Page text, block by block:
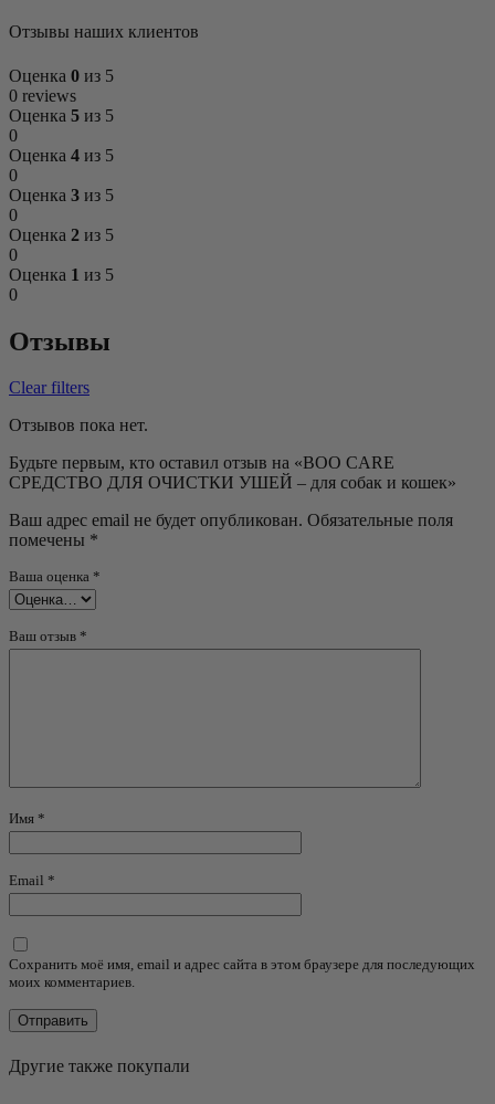
Отзывы наших клиентов
Оценка 0 из 5
0 reviews
Оценка 5 из 5
0
Оценка 4 из 5
0
Оценка 3 из 5
0
Оценка 2 из 5
0
Оценка 1 из 5
0
Отзывы
Clear filters
Отзывов пока нет.
Будьте первым, кто оставил отзыв на «BOO CARE
СРЕДСТВО ДЛЯ ОЧИСТКИ УШЕЙ – для собак и кошек»
Ваш адрес email не будет опубликован. Обязательные поля
помечены *
Ваша оценка *
Ваш отзыв *
Имя *
Email *
Сохранить моё имя, email и адрес сайта в этом браузере для последующих
моих комментариев.
Другие также покупали